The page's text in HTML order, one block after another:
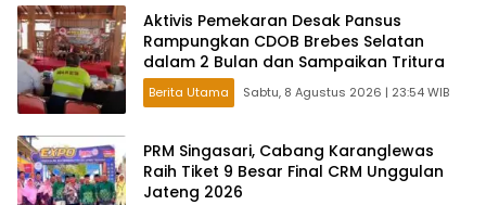
Aktivis Pemekaran Desak Pansus
Rampungkan CDOB Brebes Selatan
dalam 2 Bulan dan Sampaikan Tritura
Berita Utama Sabtu, 8 Agustus 2026 | 23:54 WIB
PRM Singasari, Cabang Karanglewas
Raih Tiket 9 Besar Final CRM Unggulan
Jateng 2026